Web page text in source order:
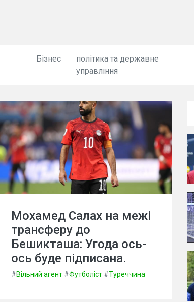
Бізнес
політика та державне
управління
Мохамед Салах на межі
трансферу до
Бешикташа: Угода ось-
ось буде підписана.
#Вільний агент #Футболіст #Туреччина